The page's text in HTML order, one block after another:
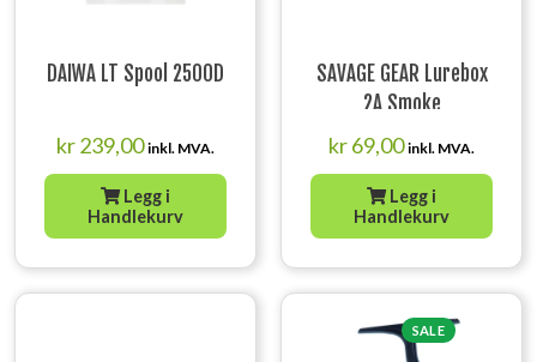
DAIWA LT Spool 2500D
kr239,00 inkl. MVA.
Legg i
Handlekurv
SAVAGE GEAR Lurebox
2A Smoke
16.1X9.1X3.1CM
kr69,00 inkl. MVA.
Legg i
Handlekurv
SALE